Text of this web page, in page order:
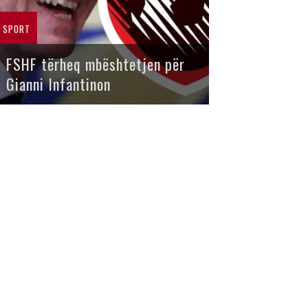
SPORT
FSHF tërheq mbështetjen për
Gianni Infantinon